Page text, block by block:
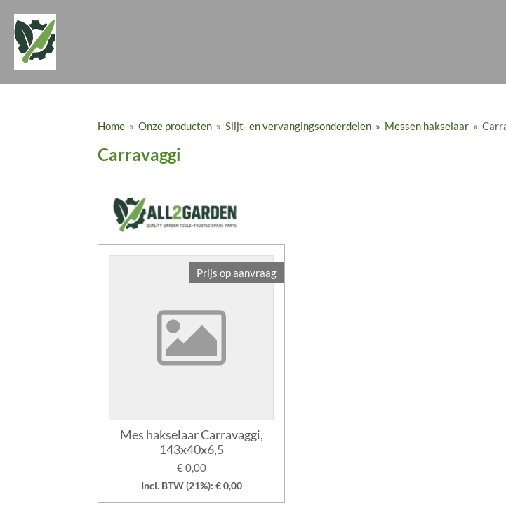
Ga
direct
naar
Home » Onze producten » Slijt- en vervangingsonderdelen » Messen hakselaar »
Carravaggi
Prijs op aanvraag
Mes hakselaar Carravaggi,
143x40x6,5
€ 0,00
Incl. BTW (21%): € 0,00